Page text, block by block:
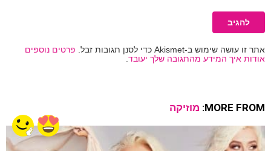
אתר זו עושה שימוש ב-Akismet כדי לסנן תגובות זבל.
פרטים נוספים
אודות איך המידע מהתגובה שלך יעובד
MORE FROM: מוזיקה